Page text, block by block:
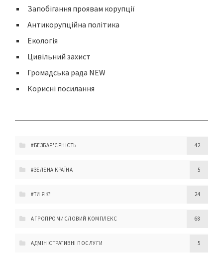
Запобігання проявам корупції
Антикорупційна політика
Екологія
Цивільний захист
Громадська рада NEW
Корисні посилання
#БЕЗБАР'ЄРНІСТЬ 42
#ЗЕЛЕНА КРАЇНА 5
#ТИ ЯК? 24
АГРОПРОМИСЛОВИЙ КОМПЛЕКС 68
АДМІНІСТРАТИВНІ ПОСЛУГИ 5